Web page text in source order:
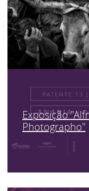
Exposição
Photographo"